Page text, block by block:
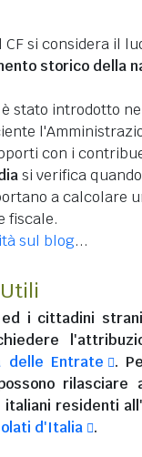
si considera il
storico della
stato introdotto
con i
si verifica
a calcolare
fiscale.
sul blog...
ed i cittadini
delle Entrate
.
rilasciare
italiani residenti
d'Italia .